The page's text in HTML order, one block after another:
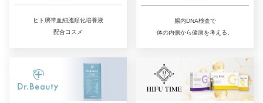
ヒト臍帯血細胞順化培養液
配合コスメ
腸内DNA検査で
体の内側から健康を考える。